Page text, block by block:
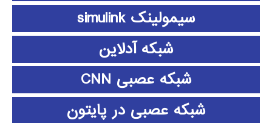
سیمولینک simulink
شبکه آدلاین
شبکه عصبی CNN
شبکه عصبی در پایتون